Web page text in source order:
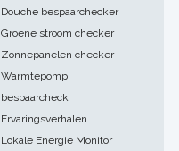
Douche bespaarchecker
Groene stroom checker
Zonnepanelen checker
Warmtepomp
bespaarcheck
Ervaringsverhalen
Lokale Energie Monitor